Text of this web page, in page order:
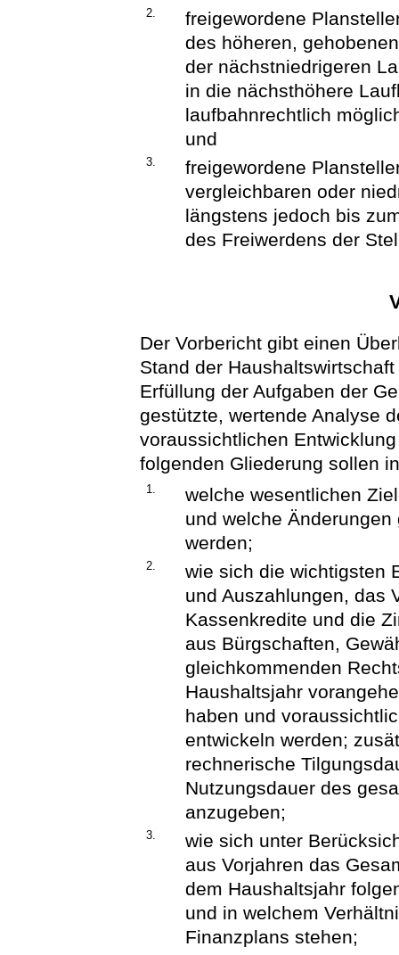
2.
freigewordene
des höheren,
der nächstniedrigeren
in die nächsthöhere
laufbahnrechtlich
und
3.
freigewordene
vergleichbaren oder
längstens jedoch bis
des Freiwerdens der
Der Vorbericht gibt einen
Stand der
Erfüllung der Aufgaben der
gestützte, wertende Analyse
voraussichtlichen
folgenden Gliederung sollen
1.
welche wesentlichen
und welche
werden;
2.
wie sich die wichtigsten
und Auszahlungen, das
Kassenkredite und die
aus Bürgschaften,
gleichkommenden
Haushaltsjahr
haben und
entwickeln werden;
rechnerische
Nutzungsdauer des
anzugeben;
3.
wie sich unter
aus Vorjahren das
dem Haushaltsjahr
und in welchem
Finanzplans stehen;